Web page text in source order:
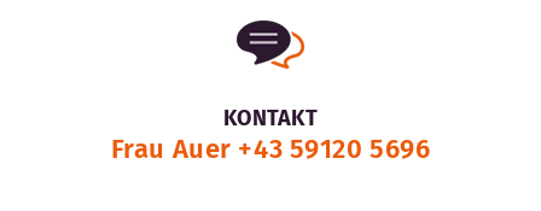
KONTAKT
Frau Auer +43 59120 5696